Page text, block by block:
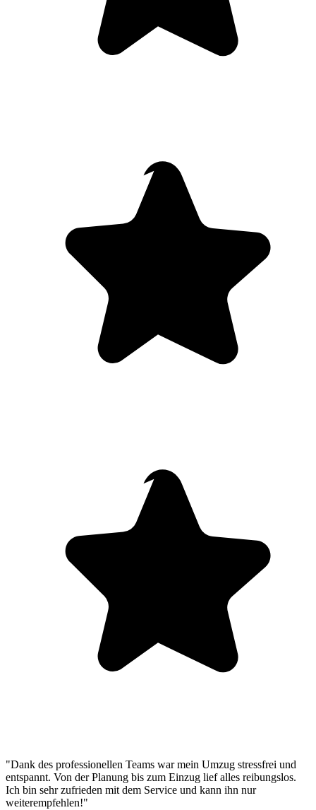
"Dank des professionellen Teams war mein Umzug stressfrei und
entspannt. Von der Planung bis zum Einzug lief alles reibungslos.
Ich bin sehr zufrieden mit dem Service und kann ihn nur
weiterempfehlen!"